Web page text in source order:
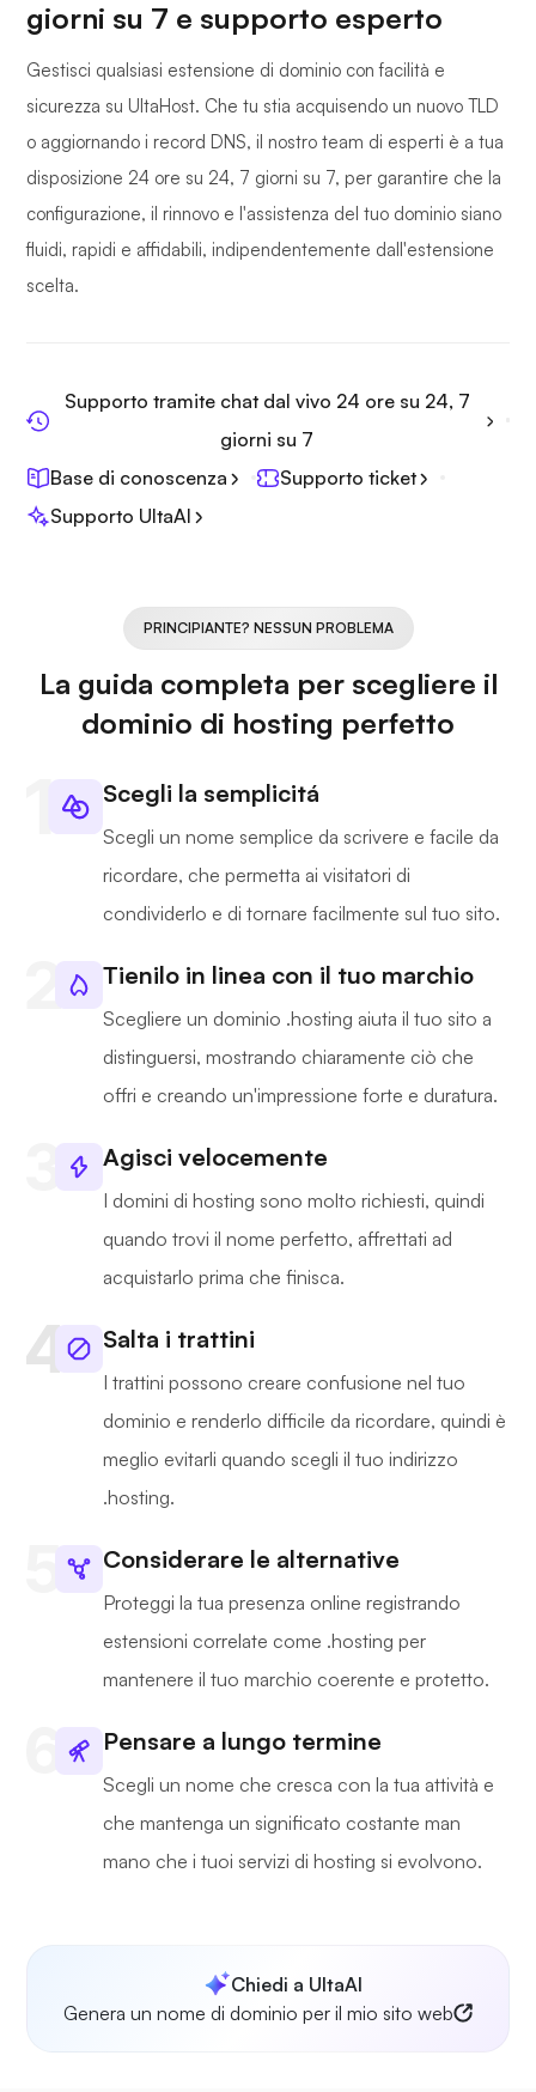
giorni su 7 e supporto esperto
Gestisci qualsiasi estensione di dominio con facilità e
sicurezza su UltaHost. Che tu stia acquisendo un nuovo TLD
o aggiornando i record DNS, il nostro team di esperti è a tua
disposizione 24 ore su 24, 7 giorni su 7, per garantire che la
configurazione, il rinnovo e l'assistenza del tuo dominio siano
fluidi, rapidi e affidabili, indipendentemente dall'estensione
scelta.
Supporto tramite chat dal vivo 24 ore su 24, 7
giorni su 7
Base di conoscenza
Supporto ticket
Supporto UltaAI
PRINCIPIANTE? NESSUN PROBLEMA
La guida completa per scegliere il
dominio di hosting perfetto
Scegli la semplicitá
Scegli un nome semplice da scrivere e facile da
ricordare, che permetta ai visitatori di
condividerlo e di tornare facilmente sul tuo sito.
Tienilo in linea con il tuo marchio
Scegliere un dominio .hosting aiuta il tuo sito a
distinguersi, mostrando chiaramente ciò che
offri e creando un'impressione forte e duratura.
Agisci velocemente
I domini di hosting sono molto richiesti, quindi
quando trovi il nome perfetto, affrettati ad
acquistarlo prima che finisca.
Salta i trattini
I trattini possono creare confusione nel tuo
dominio e renderlo difficile da ricordare, quindi è
meglio evitarli quando scegli il tuo indirizzo
.hosting.
Considerare le alternative
Proteggi la tua presenza online registrando
estensioni correlate come .hosting per
mantenere il tuo marchio coerente e protetto.
Pensare a lungo termine
Scegli un nome che cresca con la tua attività e
che mantenga un significato costante man
mano che i tuoi servizi di hosting si evolvono.
Chiedi a UltaAI
Genera un nome di dominio per il mio sito web